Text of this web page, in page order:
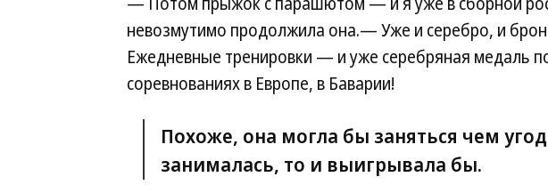
невозмутимо продолжила она.— Уже и серебро, и
Ежедневные тренировки — и уже серебряная медаль
соревнованиях в Европе, в Баварии!
Похоже, она могла бы заняться чем
занималась, то и выигрывала бы.